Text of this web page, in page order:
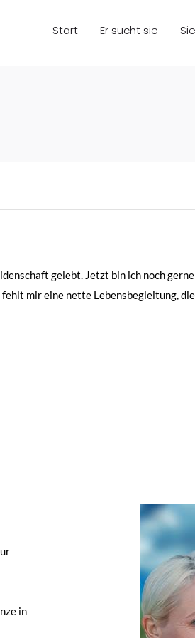
Start Er sucht sie
gelebt. Jetzt bin ich noch
mir eine nette Lebensbegleitung,
in